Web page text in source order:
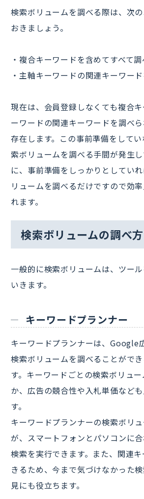
検索ボリュームを調べる際は、次
おきましょう。
・複合キーワードを含めてすべて調
・主軸キーワードの関連キーワー
現在は、会員登録しなくても複合
ーワードの関連キーワードを調べ
存在します。この事前準備をして
索ボリュームを調べる手間が発生
に、事前準備をしっかりとしてい
リュームを調べるだけですので効
れます。
検索ボリュームの調べ方
一般的に検索ボリュームは、ツー
いきます。
キーワードプランナー
キーワードプランナーは、Google
検索ボリュームを調べることがで
す。キーワードごとの検索ボリュ
か、広告の競合性や入札単価など
す。
キーワードプランナーの検索ボリ
が、スマートフォンとパソコンに
検索を実行できます。また、関連
きるため、今まで気づけなかった
見にも役立ちます。